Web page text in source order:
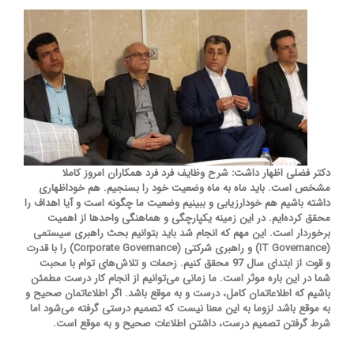
دکتر فضلی اظهار داشت: شرح وظایف فرد فرد همکاران امروز کاملا
مشخص است. باید ماه به ماه وضعیت خود را بسنجیم. هم خوداظهاری
داشته باشیم هم خودارزیابی و ببینیم وضعیت ما چگونه است و آیا اهداف را
محقق کرده‌ایم. در این زمینه یکپارچگی و هماهنگی واحدها از اهمیت
برخوردار است. این مهم که انجام شد باید بتوانیم بحث راهبری سیستمی
(IT Governance) و راهبری شرکتی (Corporate Governance) را با قدرت
و قوت از ابتدای سال 97 محقق کنیم. زحمات و تلاش‌های توام با محبت
شما در این باره موثر است. ما زمانی می‌توانیم از انجام کار درست مطمئن
باشیم که اطلاعاتمان کامل، درست و به موقع باشد. اگر اطلاعاتمان صحیح و
به موقع باشد لزوما به این معنا نیست که تصمیم درستی گرفته می‌شود اما
شرط گرفتن تصمیم درست، داشتن اطلاعات صحیح و به موقع است.